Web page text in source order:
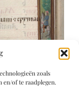
zoals
of te raadplegen.